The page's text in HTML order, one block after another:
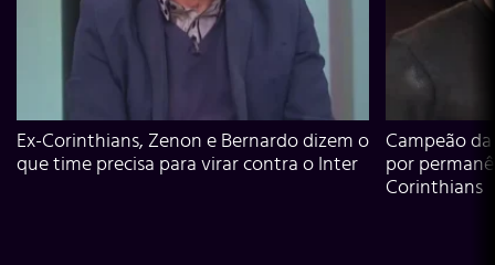
Ex-Corinthians, Zenon e Bernardo dizem o
que time precisa para virar contra o Inter
Campeão
por
Corinthians